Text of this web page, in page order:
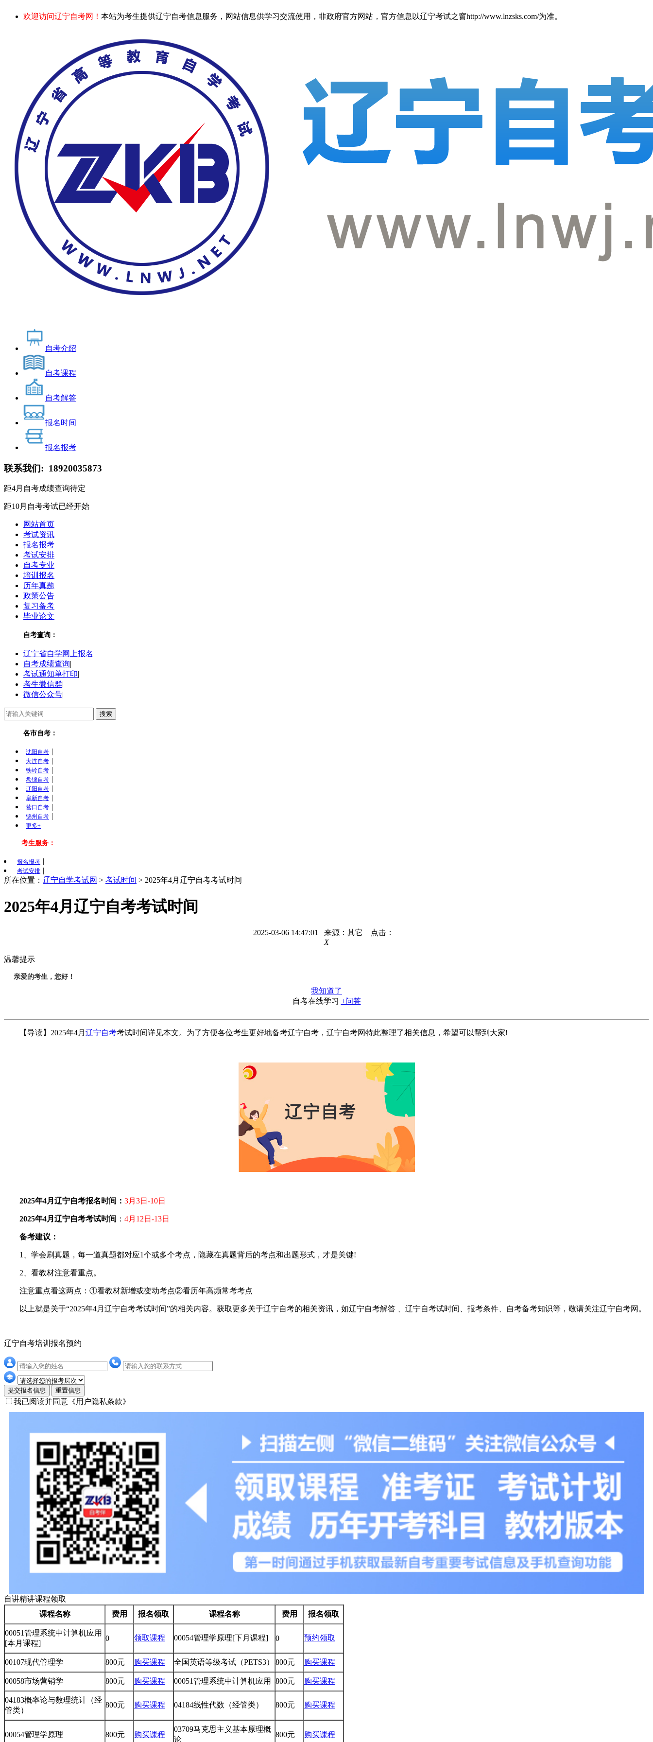
欢迎访问辽宁自考网！ 本站为考生提供辽宁自考信息服务，网站信息供学习交流使用，非政府官方网站，官方信息以辽宁考试之窗http://www.lnzsks.com/为准。
自考介绍
自考课程
自考解答
报名时间
报名报考
联系我们: 18920035873
距4月自考成绩查询待定
距10月自考考试已经开始
网站首页
考试资讯
报名报考
考试安排
自考专业
培训报名
历年真题
政策公告
复习备考
毕业论文
自考查询：
辽宁省自学网上报名|
自考成绩查询|
考试通知单打印|
考生微信群|
微信公众号|
各市自考：
沈阳自考 |
大连自考 |
铁岭自考 |
盘锦自考 |
辽阳自考 |
阜新自考 |
营口自考 |
锦州自考 |
更多+
考生服务：
报名报考 |
考试安排 |
所在位置： 辽宁自学考试网 > 考试时间 > 2025年4月辽宁自考考试时间
2025年4月辽宁自考考试时间
2025-03-06 14:47:01 来源：其它 点击：
X
温馨提示
亲爱的考生，您好！
我知道了
自考在线学习 +问答
【导读】2025年4月 辽宁自考考试时间详见本文。为了方便各位考生更好地备考辽宁自考，辽宁自考网特此整理了相关信息，希望可以帮到大家!
2025年4月辽宁自考报名时间： 3月3日-10日
2025年4月辽宁自考考试时间 ： 4月12日-13日
备考建议：
1、学会刷真题，每一道真题都对应1个或多个考点，隐藏在真题背后的考点和出题形式，才是关键!
2、看教材注意看重点。
注意重点看这两点：①看教材新增或变动考点②看历年高频常考考点
以上就是关于“2025年4月辽宁自考考试时间”的相关内容。获取更多关于辽宁自考的相关资讯，如辽宁自考解答 、辽宁自考试时间、报考条件、自考备考知识等，敬请关注辽宁自考网。
辽宁自考培训报名预约
提交报名信息 重置信息
我已阅读并同意 《用户隐私条款》
自讲精讲课程领取
课程名称
费用 报名领取 课程名称 费用 报名领取
00051管理系统中计算机应用
[本月课程]
0 领取课程 00054管理学原理[下月课程] 0 预约领取
00107现代管理学 800元 购买课程 全国英语等级考试（PETS3） 800元 购买课程
00058市场营销学 800元 购买课程 00051管理系统中计算机应用 800元 购买课程
04183概率论与数理统计（经
管类）
800元 购买课程 04184线性代数（经管类） 800元 购买课程
00054管理学原理 800元 购买课程
03709马克思主义基本原理概
论
800元 购买课程